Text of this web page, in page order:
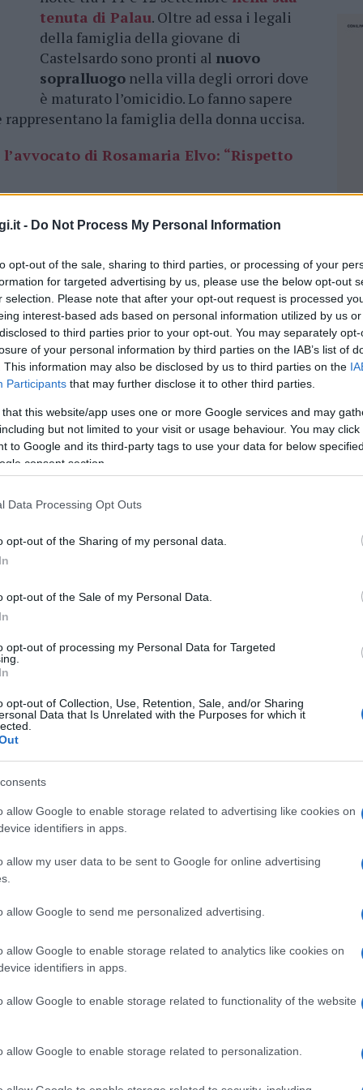
- Do Not Process My Personal Information
opt-out of the sale, sharing to third parties, or processing of your
for targeted advertising by us, please use the below opt-out
selection. Please note that after your opt-out request is processed
interest-based ads based on personal information utilized by us
to third parties prior to your opt-out. You may separately
of your personal information by third parties on the IAB’s list of
This information may also be disclosed by us to third parties on the
Participants that may further disclose it to other third parties.
that this website/app uses one or more Google services and may
but not limited to your visit or usage behaviour. You may
to Google and its third-party tags to use your data for below
consent section.
Data Processing Opt Outs
opt-out of the Sharing of my personal data.
opt-out of the Sale of my Personal Data.
opt-out of processing my Personal Data for Targeted
opt-out of Collection, Use, Retention, Sale, and/or Sharing
Data that Is Unrelated with the Purposes for which it
allow Google to enable storage related to advertising like cookies on
identifiers in apps.
allow my user data to be sent to Google for online advertising
allow Google to send me personalized advertising.
allow Google to enable storage related to analytics like cookies on
identifiers in apps.
allow Google to enable storage related to functionality of the website
allow Google to enable storage related to personalization.
tenuta di Palau. Oltre ad essa i legali
della famiglia della giovane di
Castelsardo sono pronti al nuovo
sopralluogo nella villa degli orrori dove
è maturato l’omicidio. Lo fanno sapere
la famiglia della donna uccisa.
di Rosamaria Elvo: “Rispetto
di raggiungere quanto prima, pur nella
lunghi, una verità il più possibile completa
parti sono stati convocati nella caserma
Manciniper il conferimento ufficiale
sul corpo della vittima, prevista
a compiere oggi pomeriggio ulteriori
di proprietà di Ragnedda, il luogo dove
stato nascosto il corpo. Il pool di esperti
tutti gli avvocati coinvolti nel caso.
come è morta la ragazza
a spiegarequale di questi colpi
per ora due:Luca Franciosi
un ruolo nel
come e in che modo avrebbero aiutato il
di San Pantaleo avrebbe aiutato a
ma sul 26enne lombardo è emerso che non
ma sarebbe solo un conoscente
spostato più volte e sono in corso
Nicoletta Mani, che difende Luca
Desini e Maurizio Mani, ha spiegato
a tutti gli atti a tutela del loro
solo a sommarie informazioni, ma che
ministero con un
Ha aggiunto che attendevano con la
partite dal telefono dell’altra indagata e
che non c’eranessun fondamento